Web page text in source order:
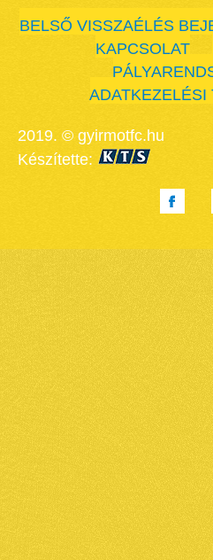
BELSŐ VISSZAÉLÉS
KAPCSOLAT
ADATKEZELÉSI
2019. © gyirmotfc.hu
Készítette: